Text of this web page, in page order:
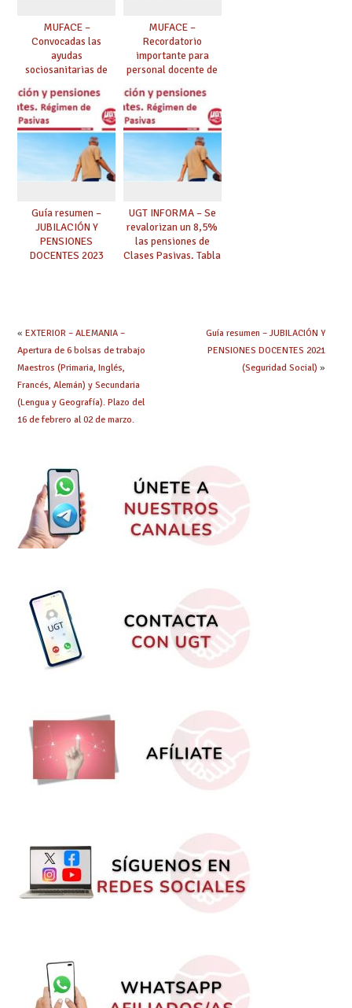
MUFACE –
Convocadas las
ayudas
sociosanitarias de
(enfermos
oncológicos,
celíacos,
psiquiátricos,
personas
drogodependientes,
estancias temporales
asistidas, personas
en situación de
dependencia, ayudas
para facilitar la
MUFACE –
Recordatorio
importante para
personal docente de
de baja que exceda
de 90 días: el
mutualista deja de
cobrar complementos
en nómina y ha de
solicitarse subsidio a
MUFACE.
Guía resumen –
JUBILACIÓN Y
PENSIONES
DOCENTES 2023
UGT INFORMA – Se
revalorizan un 8,5%
las pensiones de
Clases Pasivas. Tabla
« EXTERIOR – ALEMANIA –
Apertura de 6 bolsas de trabajo
Maestros (Primaria, Inglés,
Francés, Alemán) y Secundaria
(Lengua y Geografía). Plazo del
16 de febrero al 02 de marzo.
Guía resumen – JUBILACIÓN Y
PENSIONES DOCENTES 2021
(Seguridad Social) »